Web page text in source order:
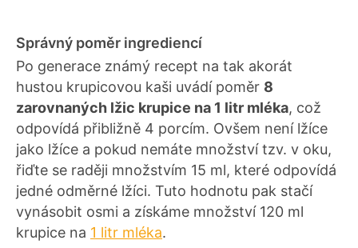
Správný poměr ingrediencí
Po generace známý recept na tak akorát
hustou krupicovou kaši uvádí poměr 8
zarovnaných lžic krupice na 1 litr mléka, což
odpovídá přibližně 4 porcím. Ovšem není lžíce
jako lžíce a pokud nemáte množství tzv. v oku,
řiďte se raději množstvím 15 ml, které odpovídá
jedné odměrné lžíci. Tuto hodnotu pak stačí
vynásobit osmi a získáme množství 120 ml
krupice na 1 litr mléka.